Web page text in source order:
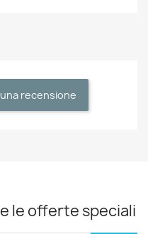
recensione
le offerte speciali